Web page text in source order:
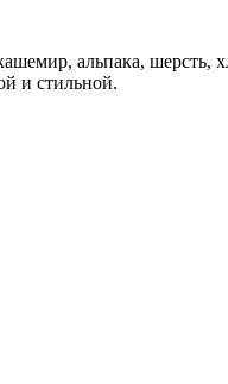
альпака, шерсть,
и стильной.